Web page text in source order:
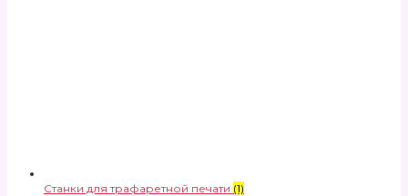
Станки для трафаретной печати (1)